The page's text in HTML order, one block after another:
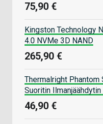
75,90 €
Kingston Technology
4.0 NVMe 3D NAND
265,90 €
Thermalright Phantom
Suoritin
46,90 €